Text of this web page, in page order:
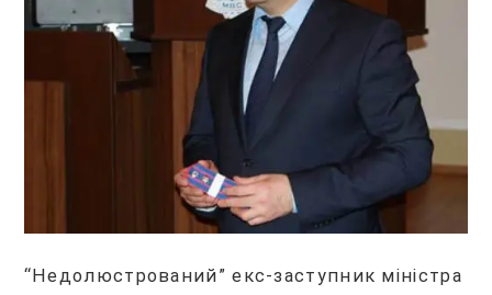
“Недолюстрований” екс-заступник міністра